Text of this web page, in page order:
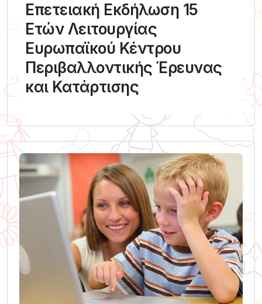
Επετειακή Εκδήλωση 15
Ετών Λειτουργίας
Ευρωπαϊκού Κέντρου
Περιβαλλοντικής Έρευνας
και Κατάρτισης